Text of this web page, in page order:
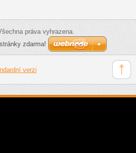
práva vyhrazena.
zdarma!
verzi